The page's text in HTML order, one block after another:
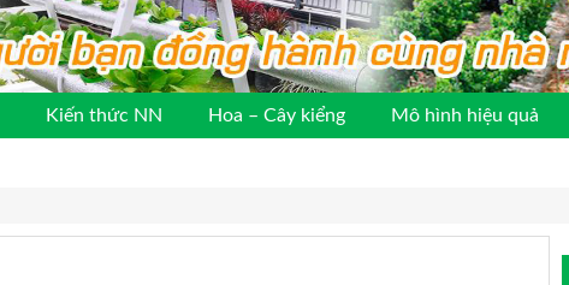
Kiến thức NN Hoa – Cây kiểng Mô hình hiệu quả